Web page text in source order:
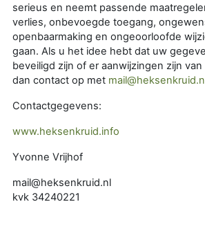
serieus en neemt passende
verlies, onbevoegde toegang,
openbaarmaking en ongeoorloofde
gaan. Als u het idee hebt dat uw
beveiligd zijn of er aanwijzingen zijn
dan contact op met
Contactgegevens:
www.heksenkruid.info
Yvonne Vrijhof
mail@heksenkruid.nl
kvk 34240221